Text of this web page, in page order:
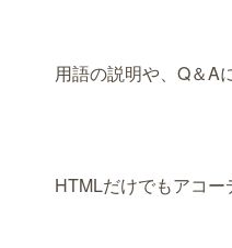
用語の説明や、Q＆A
HTMLだけでもアコ